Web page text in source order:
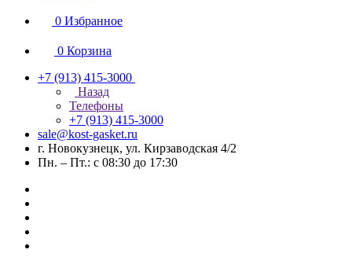
0 Избранное
0 Корзина
+7 (913) 415-3000
Назад
Телефоны
+7 (913) 415-3000
sale@kost-gasket.ru
г. Новокузнецк, ул. Кирзаводская 4/2
Пн. – Пт.: с 08:30 до 17:30